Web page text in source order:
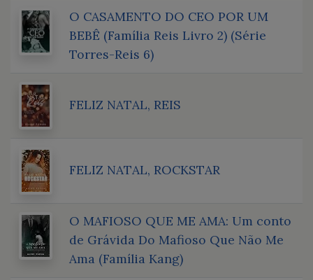
O CASAMENTO DO CEO POR UM
BEBÊ (Família Reis Livro 2) (Série
Torres-Reis 6)
FELIZ NATAL, REIS
FELIZ NATAL, ROCKSTAR
O MAFIOSO QUE ME AMA: Um conto
de Grávida Do Mafioso Que Não Me
Ama (Família Kang)